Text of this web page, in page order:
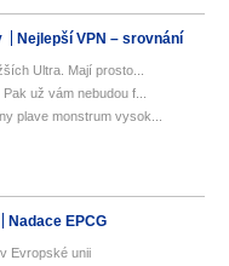
Nejlepší VPN – srovnání
Ultra. Mají prosto...
už vám nebudou f...
plave monstrum vysok...
Nadace EPCG
Evropské unii